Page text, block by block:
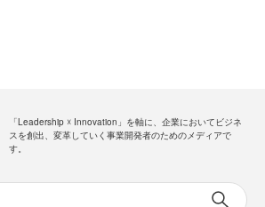
「Leadership ☓ Innovation」を軸に、企業においてビジネ
スを創出、変革していく事業開発者のためのメディアで
す。